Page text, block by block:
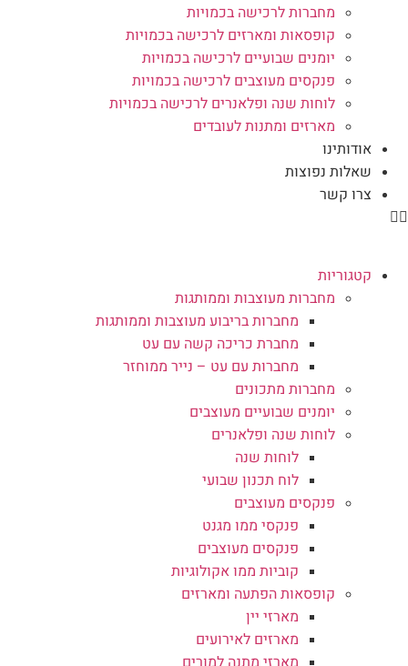
מחברות לרכישה בכמויות
קופסאות ומארזים לרכישה בכמויות
יומנים שבועיים לרכישה בכמויות
פנקסים מעוצבים לרכישה בכמויות
לוחות שנה ופלאנרים לרכישה בכמויות
מארזים ומתנות לעובדים
אודותינו
שאלות נפוצות
צרו קשר
קטגוריות
מחברות מעוצבות וממותגות
מחברות בריבוע מעוצבות וממותגות
מחברת כריכה קשה עם עט
מחברות עם עט – נייר ממוחזר
מחברות מתכונים
יומנים שבועיים מעוצבים
לוחות שנה ופלאנרים
לוחות שנה
לוח תכנון שבועי
פנקסים מעוצבים
פנקסי ממו מגנט
פנקסים מעוצבים
קוביות ממו אקולוגיות
קופסאות הפתעה ומארזים
מארזי יין
מארזים לאירועים